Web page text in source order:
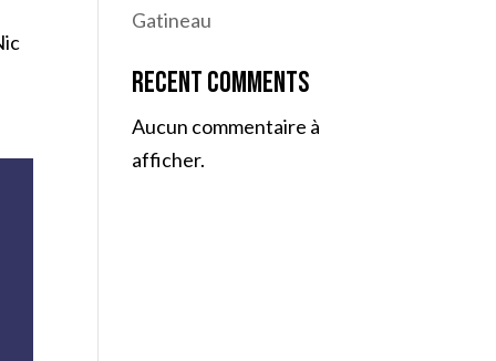
Gatineau
Recent Comments
Aucun commentaire à
afficher.